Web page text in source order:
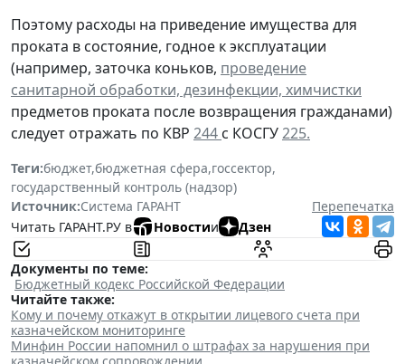
Поэтому расходы на приведение имущества для
проката в состояние, годное к эксплуатации
(например, заточка коньков, проведение
санитарной обработки, дезинфекции, химчистки
предметов проката после возвращения гражданами)
следует отражать по КВР 244 с КОСГУ225.
Теги:бюджет,бюджетная сфера,госсектор,
государственный контроль (надзор)
Источник:Система ГАРАНТ
Перепечатка
Читать ГАРАНТ.РУ в
Новостии Дзен
Документы по теме:
Бюджетный кодекс Российской Федерации
Читайте также:
Кому и почему откажут в открытии лицевого счета при
казначейском мониторинге
Минфин России напомнил о штрафах за нарушения при